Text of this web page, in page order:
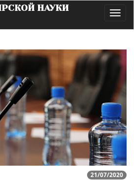
НАУКИ
21/07/2020